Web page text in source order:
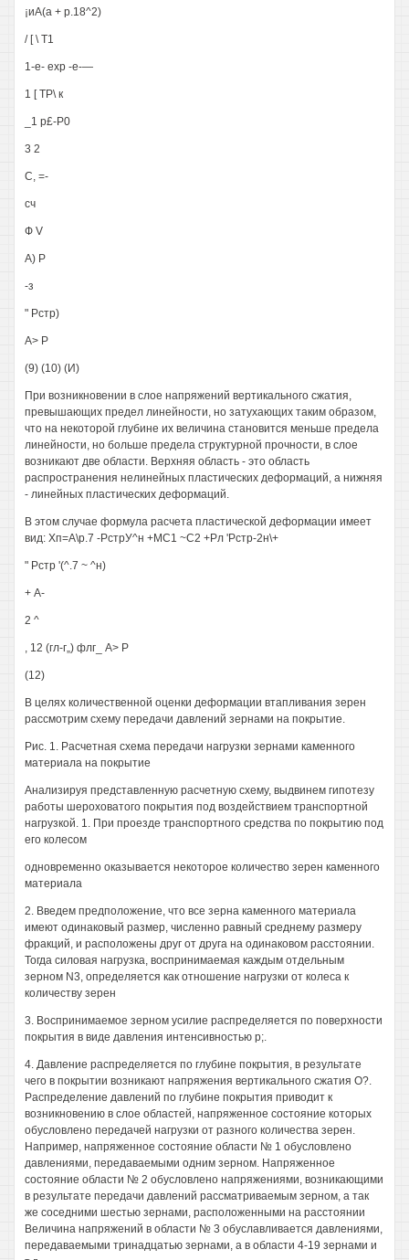
¡иА(а + р.18^2)
/ [ \ Т1
1-е- ехр -е-—
1 [ ТР\ к
_1 р£-Р0
3 2
С, =-
сч
Ф V
А) Р
-з
" Рстр)
А> Р
(9) (10) (И)
При возникновении в слое напряжений вертикального сжатия,
превышающих предел линейности, но затухающих таким образом,
что на некоторой глубине их величина становится меньше предела
линейности, но больше предела структурной прочности, в слое
возникают две области. Верхняя область - это область
распространения нелинейных пластических деформаций, а нижняя
- линейных пластических деформаций.
В этом случае формула расчета пластической деформации имеет
вид: Хп=А\р.7 -РстрУ^н +МС1 ~С2 +Рл 'Рстр-2н\+
" Рстр '(^.7 ~ ^н)
+ А-
2 ^
, 12 (гл-г„) флг_ А> Р
(12)
В целях количественной оценки деформации втапливания зерен
рассмотрим схему передачи давлений зернами на покрытие.
Рис. 1. Расчетная схема передачи нагрузки зернами каменного
материала на покрытие
Анализируя представленную расчетную схему, выдвинем гипотезу
работы шероховатого покрытия под воздействием транспортной
нагрузкой. 1. При проезде транспортного средства по покрытию под
его колесом
одновременно оказывается некоторое количество зерен каменного
материала
2. Введем предположение, что все зерна каменного материала
имеют одинаковый размер, численно равный среднему размеру
фракций, и расположены друг от друга на одинаковом расстоянии.
Тогда силовая нагрузка, воспринимаемая каждым отдельным
зерном N3, определяется как отношение нагрузки от колеса к
количеству зерен
3. Воспринимаемое зерном усилие распределяется по поверхности
покрытия в виде давления интенсивностью р;.
4. Давление распределяется по глубине покрытия, в результате
чего в покрытии возникают напряжения вертикального сжатия О?.
Распределение давлений по глубине покрытия приводит к
возникновению в слое областей, напряженное состояние которых
обусловлено передачей нагрузки от разного количества зерен.
Например, напряженное состояние области № 1 обусловлено
давлениями, передаваемыми одним зерном. Напряженное
состояние области № 2 обусловлено напряжениями, возникающими
в результате передачи давлений рассматриваемым зерном, а так
же соседними шестью зернами, расположенными на расстоянии
Величина напряжений в области № 3 обуславливается давлениями,
передаваемыми тринадцатью зернами, а в области 4-19 зернами и